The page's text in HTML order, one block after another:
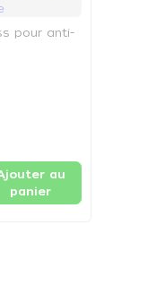
pour anti-
au
panier